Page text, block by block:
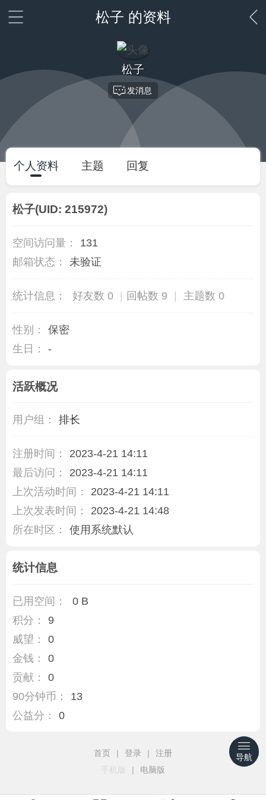
松子 的资料
松子
发消息
个人资料 主题 回复
松子(UID: 215972)
空间访问量：
131
邮箱状态：
未验证
统计信息： 好友数 0 | 回帖数 9 | 主题数 0
性别：
保密
生日：
-
活跃概况
用户组： 排长
注册时间：
2023-4-21 14:11
最后访问：
2023-4-21 14:11
上次活动时间：
2023-4-21 14:11
上次发表时间：
2023-4-21 14:48
所在时区：
使用系统默认
统计信息
已用空间：
0 B
积分：
9
威望：
0
金钱：
0
贡献：
0
90分钟币：
13
公益分：
0
首页 | 登录 |
注册
手机版
| 电脑版
导航